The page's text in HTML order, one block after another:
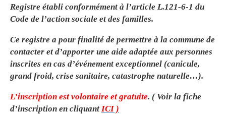
Registre établi conformément à l’article L.121-6-1 du
Code de l’action sociale et des familles.
Ce registre a pour finalité de permettre à la commune de
contacter et d’apporter une aide adaptée aux personnes
inscrites en cas d’événement exceptionnel (canicule,
grand froid, crise sanitaire, catastrophe naturelle…).
L’inscription est volontaire et gratuite. ( Voir la fiche
d’inscription en cliquant ICI )